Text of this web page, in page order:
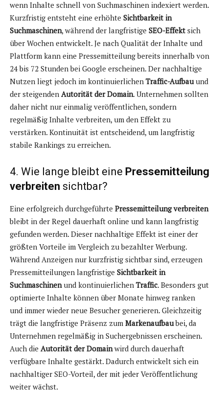
wenn Inhalte schnell von Suchmaschinen indexiert werden.
Kurzfristig entsteht eine erhöhte Sichtbarkeit in
Suchmaschinen, während der langfristige SEO-Effektsich
über Wochen entwickelt. Je nach Qualität der Inhalte und
Plattform kann eine Pressemitteilung bereits innerhalb von
24 bis 72 Stunden bei Google erscheinen. Der nachhaltige
Nutzen liegt jedoch im kontinuierlichen Traffic-Aufbauund
der steigenden Autorität der Domain. Unternehmen sollten
daher nicht nur einmalig veröffentlichen, sondern
regelmäßig Inhalte verbreiten, um den Effekt zu
verstärken. Kontinuität ist entscheidend, um langfristig
stabile Rankings zu erreichen.
4. Wie lange bleibt eine Pressemitteilung
verbreiten sichtbar?
Eine erfolgreich durchgeführte Pressemitteilung verbreiten
bleibt in der Regel dauerhaft online und kann langfristig
gefunden werden. Dieser nachhaltige Effekt ist einer der
größten Vorteile im Vergleich zu bezahlter Werbung.
Während Anzeigen nur kurzfristig sichtbar sind, erzeugen
Pressemitteilungen langfristige Sichtbarkeit in
Suchmaschinen und kontinuierlichen Traffic. Besonders gut
optimierte Inhalte können über Monate hinweg ranken
und immer wieder neue Besucher generieren. Gleichzeitig
trägt die langfristige Präsenz zum Markenaufbaubei, da
Unternehmen regelmäßig in Suchergebnissen erscheinen.
Auch die Autorität der Domain wird durch dauerhaft
verfügbare Inhalte gestärkt. Dadurch entwickelt sich ein
nachhaltiger SEO-Vorteil, der mit jeder Veröffentlichung
weiter wächst.